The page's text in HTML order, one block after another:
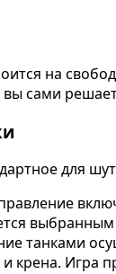
на
вы сами
для
танками
и крена. Игра